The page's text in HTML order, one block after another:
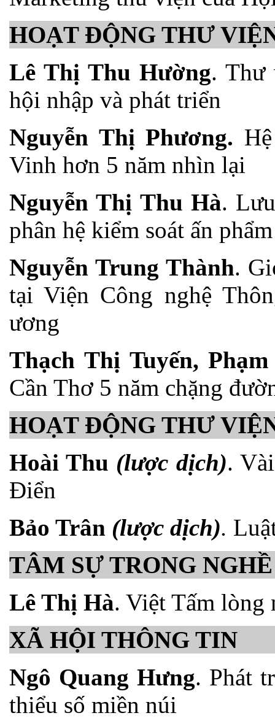
HOẠT ĐỘNG THƯ
Lê Thị Thu Hường. Thư
hội nhập và phát triển
Nguyễn Thị Phương.
Vinh hơn 5 năm nhìn lại
Nguyễn Thị Thu Hà.
phân hệ kiểm soát ấn
Nguyễn Trung Thành.
tại Viện Công nghệ
ương
Thạch Thị Tuyến,
Cần Thơ 5 năm chặng
HOẠT ĐỘNG THƯ
Hoài Thu (lược dịch).
Điển
Bảo Trân (lược dịch).
TÂM SỰ TRONG NGHỀ
Lê Thị Hà. Việt Tấm lòng
XÃ HỘI THÔNG TIN
Ngô Quang Hưng. Phát
thiểu số miền núi